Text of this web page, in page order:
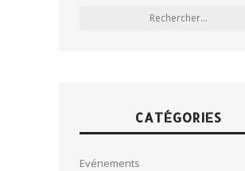
CATÉGORIES
Evénements